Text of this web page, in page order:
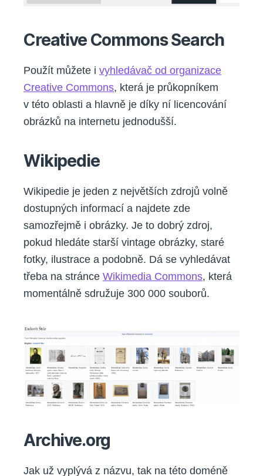
Creative Commons Search
Použít můžete i vyhledávač od organizace
Creative Commons, která je průkopníkem
v této oblasti a hlavně je díky ní licencování
obrázků na internetu jednodušší.
Wikipedie
Wikipedie je jeden z největších zdrojů volně
dostupných informací a najdete zde
samozřejmě i obrázky. Je to dobrý zdroj,
pokud hledáte starší vintage obrázky, staré
fotky, ilustrace a podobně. Dá se vyhledávat
třeba na stránce Wikimedia Commons, která
momentálně sdružuje 300 000 souborů.
Archive.org
Jak už vyplývá z názvu, tak na této doméně